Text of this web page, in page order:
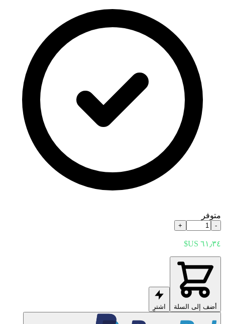
متوفر
-
+
أضف إلى السلة اشترِ